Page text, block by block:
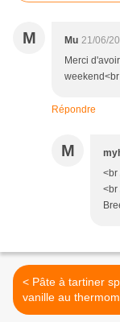
M Mu 21/06/
Merci
weekend<br
Répondre
M
<br
<br
< Pâte à tartiner spéculos et
vanille au
réédité)